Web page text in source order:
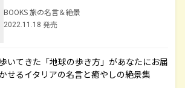
BOOKS 旅の名言＆絶景
2022.11.18 発売
いてきた「地球の歩き方」があなたにお届
せるイタリアの名言と癒やしの絶景集